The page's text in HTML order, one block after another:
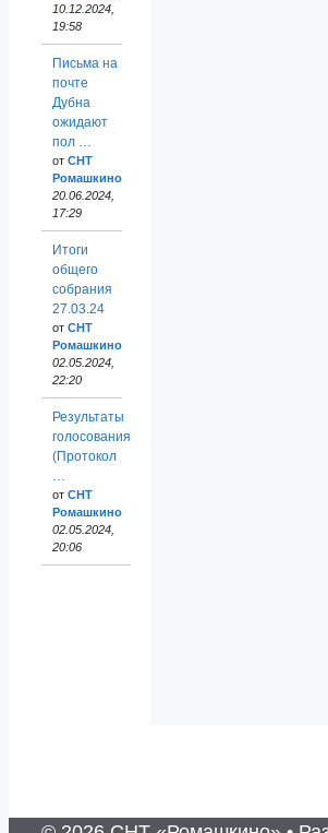
10.12.2024,
19:58
Письма на
почте
Дубна
ожидают
пол …
от СНТ
Ромашкино
20.06.2024,
17:29
Итоги
общего
собрания
27.03.24
от СНТ
Ромашкино
02.05.2024,
22:20
Результаты
голосования
(Протокол
…
от СНТ
Ромашкино
02.05.2024,
20:06